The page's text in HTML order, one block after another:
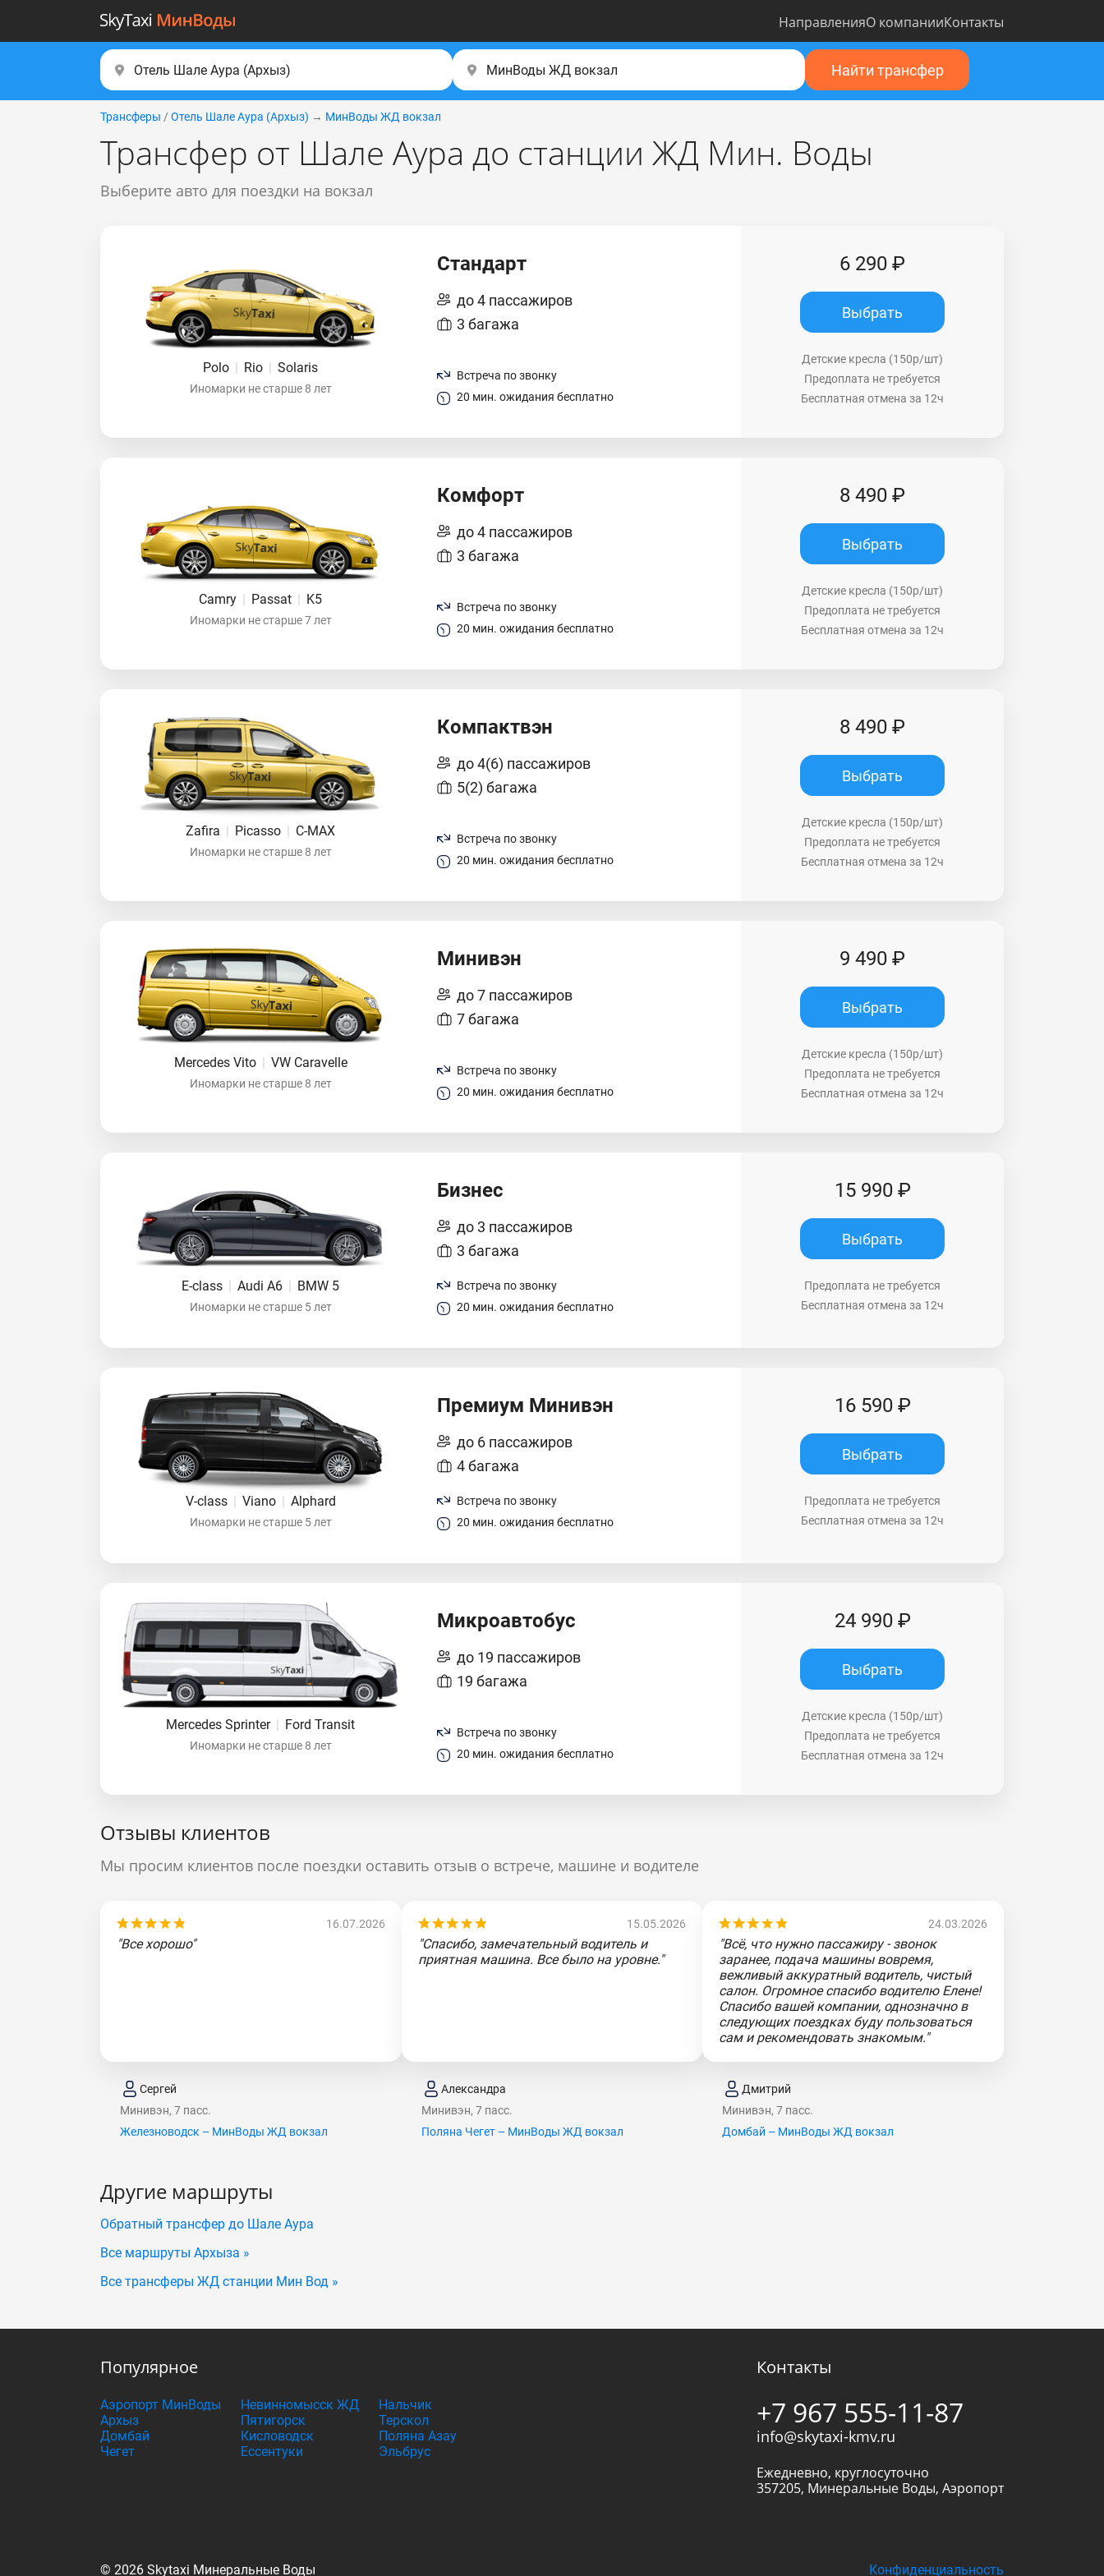
НаправленияО компанииКонтакты
Найти трансфер
Трансферы / Отель Шале Аура (Apxыз) → МинВоды ЖД вокзал
Трансфер от Шале Аура до станции ЖД Мин. Воды
Выберите авто для поездки на вокзал
Polo | Rio | Solaris
Иномарки не старше 8 лет
Стандарт
до 4 пассажиров
3 багажа
Встреча по звонку
20 мин. ожидания бесплатно
6 290 ₽
Выбрать
Детские кресла (150р/шт)
Предоплата не требуется
Бесплатная отмена за 12ч
Camry | Passat | K5
Иномарки не старше 7 лет
Комфорт
до 4 пассажиров
3 багажа
Встреча по звонку
20 мин. ожидания бесплатно
8 490 ₽
Выбрать
Детские кресла (150р/шт)
Предоплата не требуется
Бесплатная отмена за 12ч
Zafira | Picasso | C-MAX
Иномарки не старше 8 лет
Компактвэн
до 4(6) пассажиров
5(2) багажа
Встреча по звонку
20 мин. ожидания бесплатно
8 490 ₽
Выбрать
Детские кресла (150р/шт)
Предоплата не требуется
Бесплатная отмена за 12ч
Mercedes Vito | VW Caravelle
Иномарки не старше 8 лет
Минивэн
до 7 пассажиров
7 багажа
Встреча по звонку
20 мин. ожидания бесплатно
9 490 ₽
Выбрать
Детские кресла (150р/шт)
Предоплата не требуется
Бесплатная отмена за 12ч
E-class | Audi A6 | BMW 5
Иномарки не старше 5 лет
Бизнес
до 3 пассажиров
3 багажа
Встреча по звонку
20 мин. ожидания бесплатно
15 990 ₽
Выбрать
Предоплата не требуется
Бесплатная отмена за 12ч
V-class | Viano | Alphard
Иномарки не старше 5 лет
Премиум Минивэн
до 6 пассажиров
4 багажа
Встреча по звонку
20 мин. ожидания бесплатно
16 590 ₽
Выбрать
Предоплата не требуется
Бесплатная отмена за 12ч
Mercedes Sprinter | Ford Transit
Иномарки не старше 8 лет
Микроавтобус
до 19 пассажиров
19 багажа
Встреча по звонку
20 мин. ожидания бесплатно
24 990 ₽
Выбрать
Детские кресла (150р/шт)
Предоплата не требуется
Бесплатная отмена за 12ч
Отзывы клиентов
Мы просим клиентов после поездки оставить отзыв о встрече, машине и водителе
16.07.2026
"Все хорошо"
Сергей
Минивэн, 7 пасс.
Железноводск – МинВоды ЖД вокзал
15.05.2026
"Спасибо, замечательный водитель и
приятная машина. Все было на уровне."
Александра
Минивэн, 7 пасс.
Поляна Чегет – МинВоды ЖД вокзал
24.03.2026
"Всё, что нужно пассажиру - звонок
заранее, подача машины вовремя,
вежливый аккуратный водитель, чистый
салон. Огромное спасибо водителю Елене!
Спасибо вашей компании, однозначно в
следующих поездках буду пользоваться
сам и рекомендовать знакомым."
Дмитрий
Минивэн, 7 пасс.
Домбай – МинВоды ЖД вокзал
Другие маршруты
Обратный трансфер до Шале Аура
Все маршруты Архыза »
Все трансферы ЖД станции Мин Вод »
Популярное
Аэропорт МинВоды
Архыз
Домбай
Чегет
Невинномысск ЖД
Пятигорск
Кисловодск
Ессентуки
Нальчик
Терскол
Поляна Азау
Эльбрус
Контакты
+7 967 555-11-87
info@skytaxi-kmv.ru
Ежедневно, круглосуточно
357205, Минеральные Воды, Аэропорт
© 2026 Skytaxi Минеральные Воды Конфиденциальность